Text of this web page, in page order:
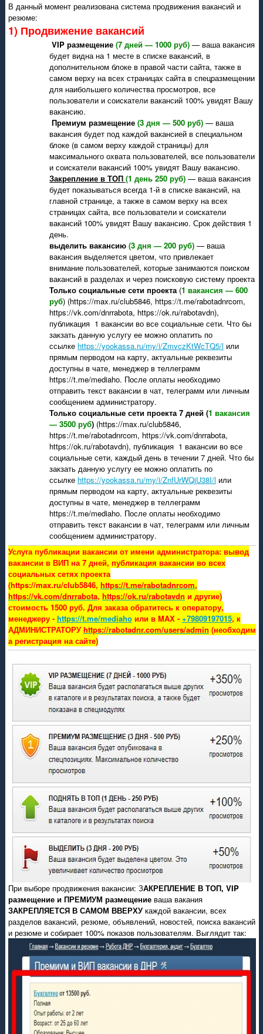
В данный момент реализована система продвижения вакансий и
резюме:
1) Продвижение вакансий
VIP размещение (7 дней — 1000 руб) — ваша вакансия
будет видна на 1 месте в списке вакансий, в
дополнительном блоке в правой части сайта, также в
самом верху на всех страницах сайта в спецразмещении
для наибольшего количества просмотров, все
пользователи и соискатели вакансий 100% увидят Вашу
вакансию.
Премиум размещение (3 дня — 500 руб) — ваша
вакансия будет под каждой вакансией в специальном
блоке (в самом верху каждой страницы) для
максимального охвата пользователей, все пользователи
и соискатели вакансий 100% увидят Вашу вакансию.
Закрепление в ТОП (1 день 250 руб) — ваша вакансия
будет показываться всегда 1-й в списке вакансий, на
главной странице, а также в самом верху на всех
страницах сайта, все пользователи и соискатели
вакансий 100% увидят Вашу вакансию. Срок действия 1
день.
выделить вакансию (3 дня — 200 руб)— ваша
вакансия выделяется цветом, что привлекает
внимание пользователей, которые занимаются поиском
вакансий в разделах и через поисковую систему проекта
Только социальные сети проекта (1 вакансия — 600
руб) (https://max.ru/club5846, https://t.me/rabotadnrcom,
https://vk.com/dnrrabota, https://ok.ru/rabotavdn),
публикация 1 вакансии во все социальные сети. Что бы
закзать данную услугу ее можно оплатить по
ссылке https://yookassa.ru/my/i/ZmvczKtWcTQ5/l или
прямым перводом на карту, актуальные реквезиты
доступны в чате, менеджер в теллеграмм
https://t.me/mediaho. После оплаты необходимо
отправить текст вакансии в чат, телеграмм или личным
сообщением администратору.
Только социальные сети проекта 7 дней (1 вакансия
— 3500 руб) (https://max.ru/club5846,
https://t.me/rabotadnrcom, https://vk.com/dnrrabota,
https://ok.ru/rabotavdn), публикация 1 вакансии во все
социальные сети, каждый день в течении 7 дней. Что бы
закзать данную услугу ее можно оплатить по
ссылке https://yookassa.ru/my/i/ZnfUrWQjU38I/l или
прямым перводом на карту, актуальные реквезиты
доступны в чате, менеджер в теллеграмм
https://t.me/mediaho. После оплаты необходимо
отправить текст вакансии в чат, телеграмм или личным
сообщением администратору.
Услуга публикации вакансии от имени администратора: вывод
вакансии в ВИП на 7 дней, публикация вакансии во всех
социальных сетях проекта
(https://max.ru/club5846, https://t.me/rabotadnrcom,
https://vk.com/dnrrabota, https://ok.ru/rabotavdnи другие)
стоимость 1500 руб. Для заказа обратитесь к оператору,
менеджеру - https://t.me/mediahoили в MAX - +79809197015, к
АДМИНИСТРАТОРУ https://rabotadnr.com/users/admin(необходим
а регистрация на сайте)
При выборе продвижения вакансии: ЗАКРЕПЛЕНИЕ В ТОП, VIP
размещение и ПРЕМИУМ размещениеваша вакания
ЗАКРЕПЛЯЕТСЯ В САМОМ ВВЕРХУкаждой вакансии, всех
разделов вакансий, резюме, объявлений, новостей, поиска вакансий
и резюме и собирает 100% показов пользователям. Выглядит так: